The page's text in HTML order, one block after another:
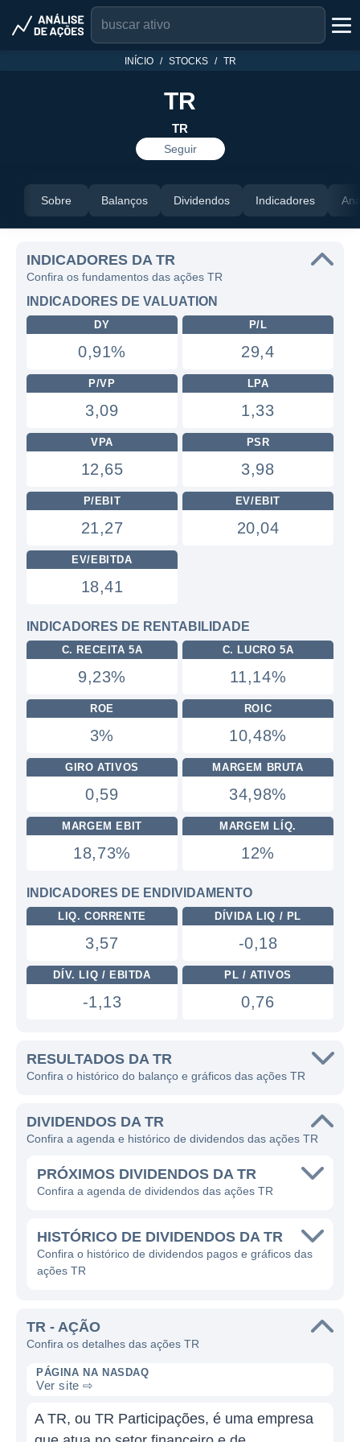
INÍCIO STOCKS TR
TR
TR
Seguir
Sobre Balanços Dividendos Indicadores
INDICADORES DA TR
Confira os fundamentos das ações TR
INDICADORES DE VALUATION
DY
0,91%
P/L
29,4
P/VP
3,09
LPA
1,33
VPA
12,65
PSR
3,98
P/EBIT
21,27
EV/EBIT
20,04
EV/EBITDA
18,41
INDICADORES DE RENTABILIDADE
C. RECEITA 5A
9,23%
C. LUCRO 5A
11,14%
ROE
3%
ROIC
10,48%
GIRO ATIVOS
0,59
MARGEM BRUTA
34,98%
MARGEM EBIT
18,73%
MARGEM LÍQ.
12%
INDICADORES DE ENDIVIDAMENTO
LIQ. CORRENTE
3,57
DÍVIDA LIQ / PL
-0,18
DÍV. LIQ / EBITDA
-1,13
PL / ATIVOS
0,76
RESULTADOS DA TR
Confira o histórico do balanço e gráficos das ações TR
DIVIDENDOS DA TR
Confira a agenda e histórico de dividendos das ações TR
PRÓXIMOS DIVIDENDOS DA TR
Confira a agenda de dividendos das ações TR
HISTÓRICO DE DIVIDENDOS DA TR
Confira o histórico de dividendos pagos e gráficos das
ações TR
TR - AÇÃO
Confira os detalhes das ações TR
PÁGINA NA NASDAQ
Ver site ⇨
A TR, ou TR Participações, é uma empresa